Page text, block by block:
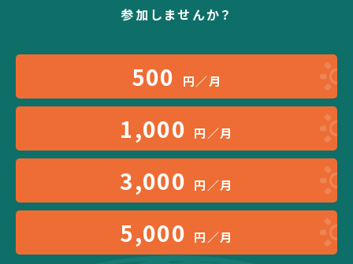
参加しませんか？
500 円／月
1,000 円／月
3,000 円／月
5,000 円／月